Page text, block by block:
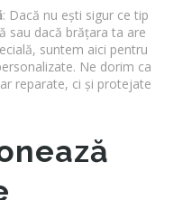
: Dacă nu ești sigur ce tip
sau dacă brățara ta are
suntem aici pentru
Ne dorim ca
reparate, ci și protejate